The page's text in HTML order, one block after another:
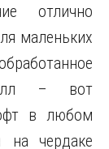
отлично
маленьких
– вот
в любом
на чердаке